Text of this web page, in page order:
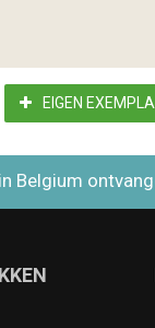
EIGEN
Belgium